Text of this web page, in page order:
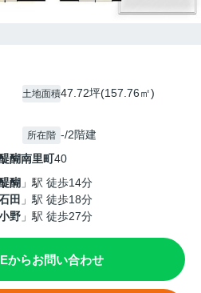
土地面積47.72坪(157.76㎡)
所在階 -/2階建
醐南里町40
醐 」駅 徒歩14分
田 」駅 徒歩18分
野 」駅 徒歩27分
からお問い合わせ